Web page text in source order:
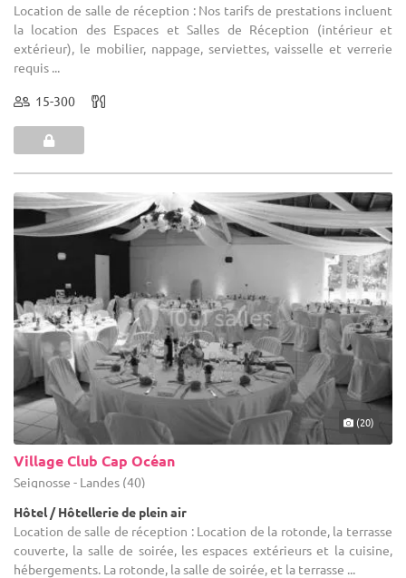
Location de salle de réception : Nos tarifs de prestations incluent
la location des Espaces et Salles de Réception (intérieur et
extérieur), le mobilier, nappage, serviettes, vaisselle et verrerie
requis ...
15-300
(20)
Village Club Cap Océan
Seignosse - Landes (40)
Hôtel / Hôtellerie de plein air
Location de salle de réception : Location de la rotonde, la terrasse
couverte, la salle de soirée, les espaces extérieurs et la cuisine,
hébergements. La rotonde, la salle de soirée, et la terrasse ...